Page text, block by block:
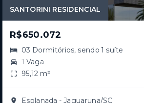
SANTORINI RESIDENCIAL
R$650.072
03 Dormitórios, sendo 1 suíte
1 Vaga
95,12 m²
Esplanada - Jaguaruna/SC